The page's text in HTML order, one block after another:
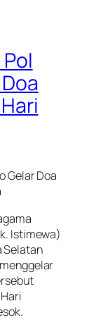
Gelar Doa
Istimewa)
Selatan